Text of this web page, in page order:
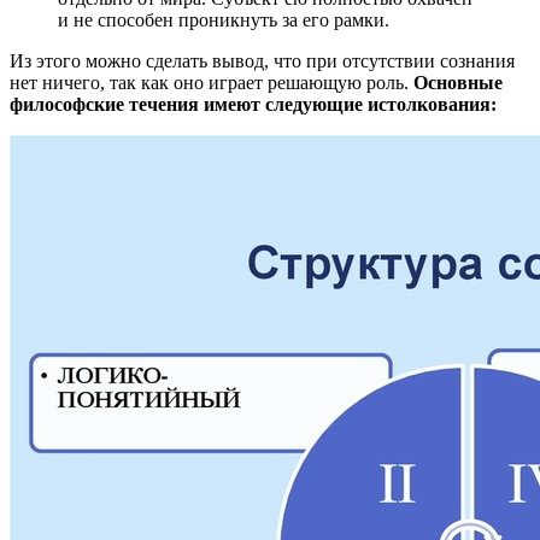
и не способен проникнуть за его рамки.
Из этого можно сделать вывод, что при отсутствии сознания
нет ничего, так как оно играет решающую роль. Основные
философские течения имеют следующие истолкования: